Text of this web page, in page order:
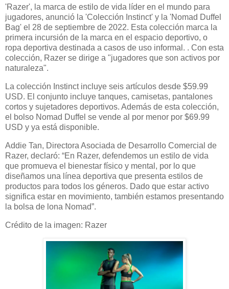
'Razer', la marca de estilo de vida líder en el mundo para
jugadores, anunció la 'Colección Instinct' y la 'Nomad Duffel
Bag' el 28 de septiembre de 2022. Esta colección marca la
primera incursión de la marca en el espacio deportivo, o
ropa deportiva destinada a casos de uso informal. . Con esta
colección, Razer se dirige a "jugadores que son activos por
naturaleza".
La colección Instinct incluye seis artículos desde $59.99
USD. El conjunto incluye tanques, camisetas, pantalones
cortos y sujetadores deportivos. Además de esta colección,
el bolso Nomad Duffel se vende al por menor por $69.99
USD y ya está disponible.
Addie Tan, Directora Asociada de Desarrollo Comercial de
Razer, declaró: “En Razer, defendemos un estilo de vida
que promueva el bienestar físico y mental, por lo que
diseñamos una línea deportiva que presenta estilos de
productos para todos los géneros. Dado que estar activo
significa estar en movimiento, también estamos presentando
la bolsa de lona Nomad”.
Crédito de la imagen: Razer